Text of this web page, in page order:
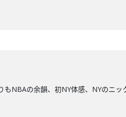
NBAの余韻、初NY体感、NYのニッ